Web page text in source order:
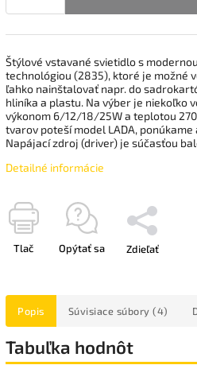
Štýlové vstavané svietidlo s
technológiou (2835), ktoré je možné
ľahko nainštalovať napr. do
hliníka a plastu. Na výber je niekoľko
výkonom 6/12/18/25W a teplotou
tvarov poteší model LADA,
Napájací zdroj (driver) je súčasťou
Detailné informácie
Tlač Opýtať sa Zdieľať
Popis Súvisiace súbory (4)
Tabuľka hodnôt